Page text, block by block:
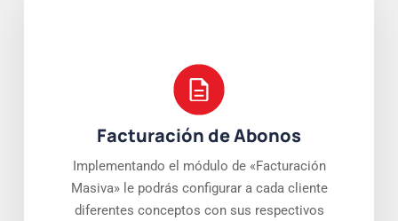
Facturación de Abonos
Implementando el módulo de «Facturación
Masiva» le podrás configurar a cada cliente
diferentes conceptos con sus respectivos